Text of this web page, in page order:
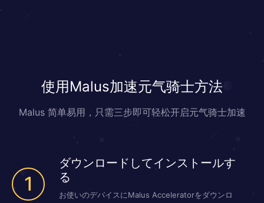
使用Malus加速元气骑士方法
Malus 简单易用，只需三步即可轻松开启元气骑士加速
1
ダウンロードしてインストールす
る
お使いのデバイスにMalus Acceleratorをダウンロ